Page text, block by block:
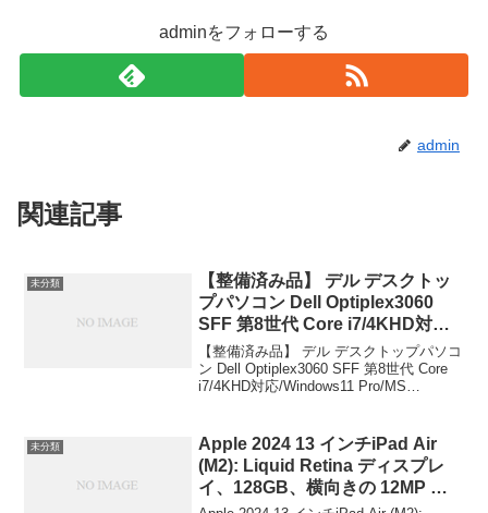
adminをフォローする
admin
関連記事
未分類
【整備済み品】 デル デスクトッ
プパソコン Dell Optiplex3060
SFF 第8世代 Core i7/4KHD対
応/Windows11 Pro/MS
Office2019/USB3.0/DVD/HDMI/D
P/VGA(整備済み品) (メモリー
【整備済み品】 デル デスクトップパソコ
ン Dell Optiplex3060 SFF 第8世代 Core
i7/4KHD対応/Windows11 Pro/MS
未分類
Apple 2024 13 インチiPad Air
(M2): Liquid Retina ディスプレ
イ、128GB、横向きの 12MP フ
ロントカメラ/12MP バックカメ